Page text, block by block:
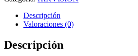
Descripción
Valoraciones (0)
Descripción